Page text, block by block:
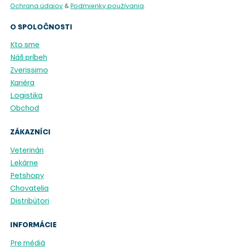
Ochrana údajov & Podmienky používania.
O SPOLOČNOSTI
Kto sme
Náš príbeh
Zverissimo
Kariéra
Logistika
Obchod
ZÁKAZNÍCI
Veterinári
Lekárne
Petshopy
Chovatelia
Distribútori
INFORMÁCIE
Pre médiá